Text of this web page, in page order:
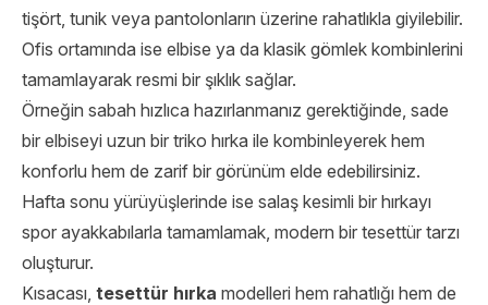
tişört, tunik veya pantolonların üzerine rahatlıkla giyilebilir.
Ofis ortamında ise elbise ya da klasik gömlek kombinlerini
tamamlayarak resmi bir şıklık sağlar.
Örneğin sabah hızlıca hazırlanmanız gerektiğinde, sade
bir elbiseyi uzun bir triko hırka ile kombinleyerek hem
konforlu hem de zarif bir görünüm elde edebilirsiniz.
Hafta sonu yürüyüşlerinde ise salaş kesimli bir hırkayı
spor ayakkabılarla tamamlamak, modern bir tesettür tarzı
oluşturur.
Kısacası, tesettür hırka modelleri hem rahatlığı hem de